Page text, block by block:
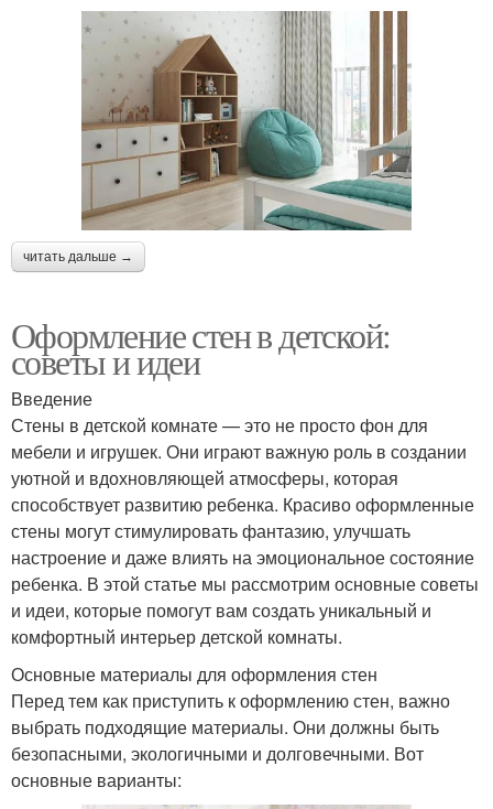
читать дальше →
Оформление стен в детской:
советы и идеи
Введение
Стены в детской комнате — это не просто фон для
мебели и игрушек. Они играют важную роль в создании
уютной и вдохновляющей атмосферы, которая
способствует развитию ребенка. Красиво оформленные
стены могут стимулировать фантазию, улучшать
настроение и даже влиять на эмоциональное состояние
ребенка. В этой статье мы рассмотрим основные советы
и идеи, которые помогут вам создать уникальный и
комфортный интерьер детской комнаты.
Основные материалы для оформления стен
Перед тем как приступить к оформлению стен, важно
выбрать подходящие материалы. Они должны быть
безопасными, экологичными и долговечными. Вот
основные варианты: